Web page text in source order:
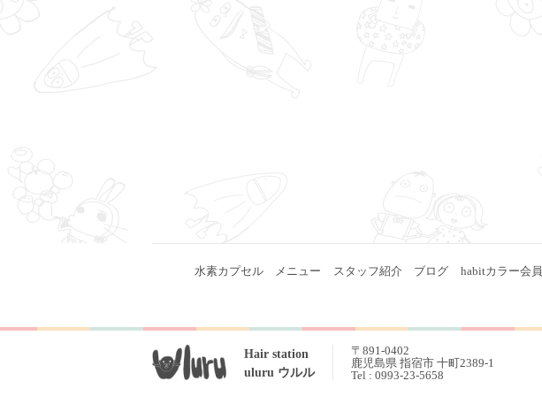
水素カプセル メニュー スタッフ紹介 ブログ habitカラー会員
Hair station
uluru ウルル
〒891-0402
鹿児島県 指宿市 十町2389-1
Tel : 0993-23-5658